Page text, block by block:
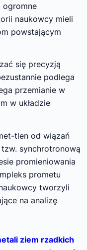
ogromne
naukowcy mieli
powstającym
się precyzją
podlega
przemianie w
w układzie
tlen od wiązań
synchrotronową
promieniowania
prometu
tworzyli
na analizę
ziem rzadkich